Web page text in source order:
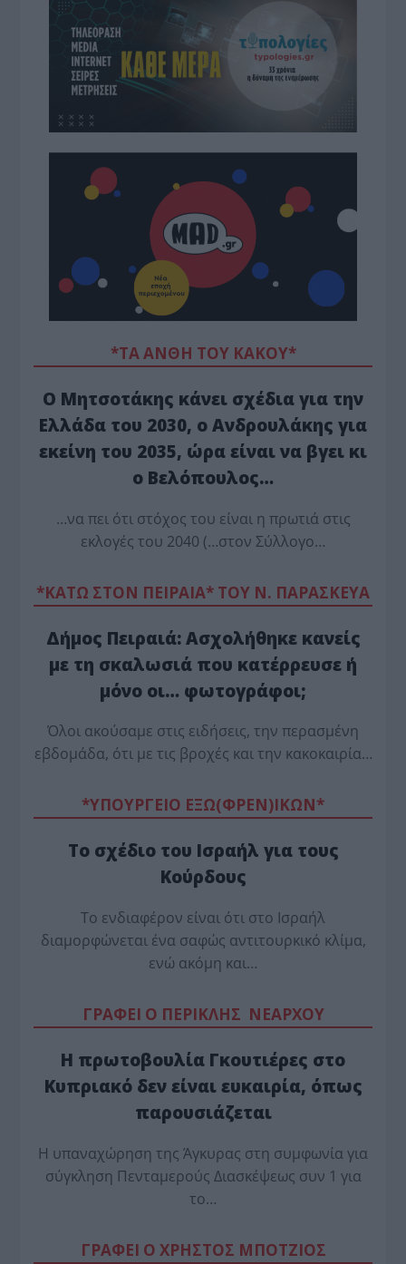
*ΤΑ ΆΝΘΗ ΤΟΥ ΚΑΚΟΎ*
Ο Μητσοτάκης κάνει σχέδια για την
Ελλάδα του 2030, ο Ανδρουλάκης για
εκείνη του 2035, ώρα είναι να βγει κι
ο Βελόπουλος…
…να πει ότι στόχος του είναι η πρωτιά στις
εκλογές του 2040 (…στον Σύλλογο…
*ΚΑΤΩ ΣΤΟΝ ΠΕΙΡΑΙΑ* ΤΟΥ Ν. ΠΑΡΑΣΚΕΥΑ
Δήμος Πειραιά: Ασχολήθηκε κανείς
με τη σκαλωσιά που κατέρρευσε ή
μόνο οι… φωτογράφοι;
Όλοι ακούσαμε στις ειδήσεις, την περασμένη
εβδομάδα, ότι με τις βροχές και την κακοκαιρία…
*ΥΠΟΥΡΓΕΙΟ ΕΞΩ(ΦΡΕΝ)ΙΚΩΝ*
Το σχέδιο του Ισραήλ για τους
Κούρδους
Το ενδιαφέρον είναι ότι στο Ισραήλ
διαμορφώνεται ένα σαφώς αντιτουρκικό κλίμα,
ενώ ακόμη και…
ΓΡΑΦΕΙ Ο ΠΕΡΙΚΛΗΣ ΝΕΑΡΧΟΥ
Η πρωτοβουλία Γκουτιέρες στο
Κυπριακό δεν είναι ευκαιρία, όπως
παρουσιάζεται
Η υπαναχώρηση της Άγκυρας στη συμφωνία για
σύγκληση Πενταμερούς Διασκέψεως συν 1 για
το…
ΓΡΑΦΕΙ Ο ΧΡΗΣΤΟΣ ΜΠΟΤΖΙΟΣ